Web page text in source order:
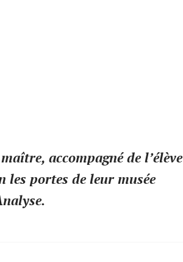
accompagné de l’élève
les portes de leur musée